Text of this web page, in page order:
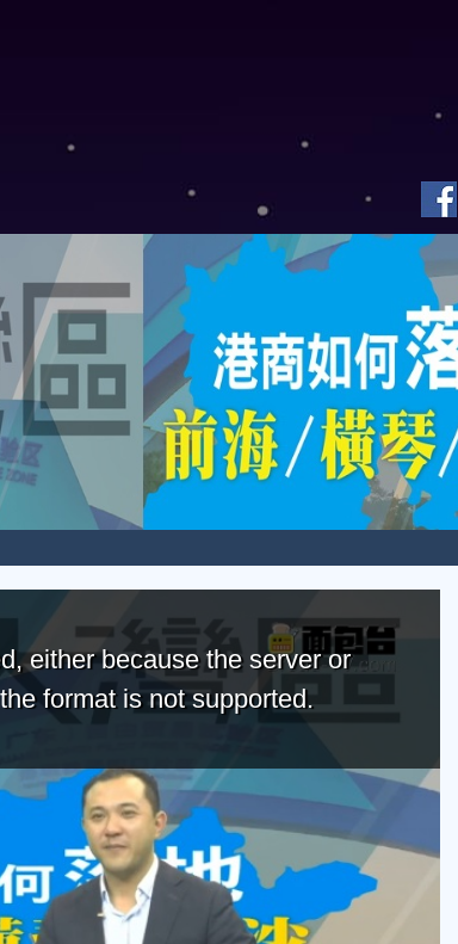
either because the server or
format is not supported.